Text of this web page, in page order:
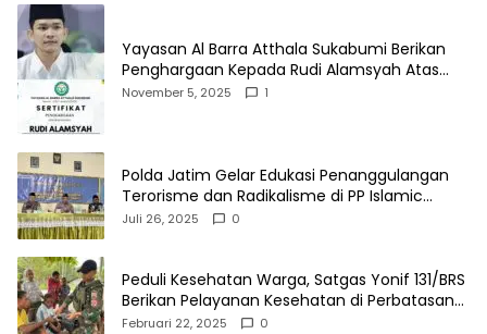
Yayasan Al Barra Atthala Sukabumi Berikan
Penghargaan Kepada Rudi Alamsyah Atas
Kontribusi Sosial dan Kemasyarakatan
November 5, 2025 1
Polda Jatim Gelar Edukasi Penanggulangan
Terorisme dan Radikalisme di PP Islamic
Center Elkisi
Juli 26, 2025 0
Peduli Kesehatan Warga, Satgas Yonif 131/BRS
Berikan Pelayanan Kesehatan di Perbatasan
Papua
Februari 22, 2025 0